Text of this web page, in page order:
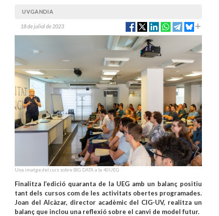
UVGANDIA
18 de juliol de 2023
Una imatge del curs sobre BIG DATA a la 40UEG
Finalitza l’edició quaranta de la UEG amb un balanç positiu
tant dels cursos com de les activitats obertes programades.
Joan del Alcàzar, director acadèmic del CIG-UV, realitza un
balanç que inclou una reflexió sobre el canvi de model futur.